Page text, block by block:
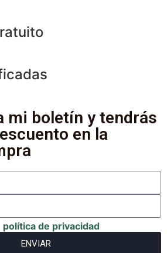
mi boletín y tendrás
en la
política de privacidad
ENVIAR